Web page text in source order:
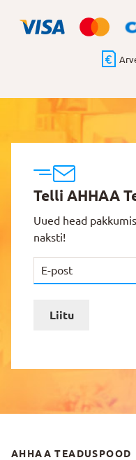
Telli AHHAA
Uued head
naksti!
Liitu
AHHAA TEADUSPOOD